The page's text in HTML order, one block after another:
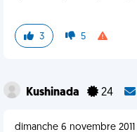
3 5
Kushinada 24
dimanche 6 novembre 2011